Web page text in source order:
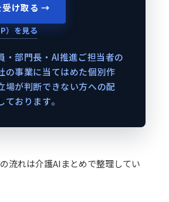
受け取る →
）を見る
・部門長・AI推進ご担当者の
の事業に当てはめた個別作
場が判断できない方への配
おります。
流れは介護AIまとめで整理してい